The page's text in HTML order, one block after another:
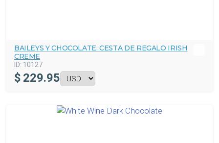
BAILEYS Y CHOCOLATE: CESTA DE REGALO IRISH
CREME
ID: 10127
$ 229.95